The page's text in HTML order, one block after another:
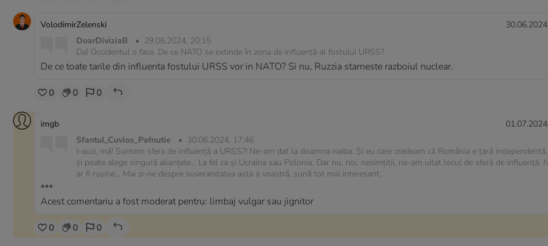
VolodimirZelenski
DoarDiviziaB
• 29.06.2024, 20:15
Da! Occidentul o face. De ce NATO se extinde în zona de influență al fostului URSS?
De ce toate tarile din influenta fostului URSS vor in NATO? Si nu, Ruzzia starneste razboiul nuclear.
0 0 0
imgb
Sfantul_Cuvios_Pafnutie
• 30.06.2024, 17:46
I-auzi, mă! Suntem sfera de influență a URSS?! Ne-am dat la doamna naiba. Și eu care credeam că România e țară
și poate alege singură alianțele... La fel ca și Ucraina sau Polonia. Dar nu, noi, nesimțiții, ne-am uitat locul de sferă de influență.
ar fi rușine... Mai zi-ne despre suveranitatea asta a voastră, sună tot mai interesant.
***
Acest comentariu a fost moderat pentru: limbaj vulgar sau jignitor
0 0 0